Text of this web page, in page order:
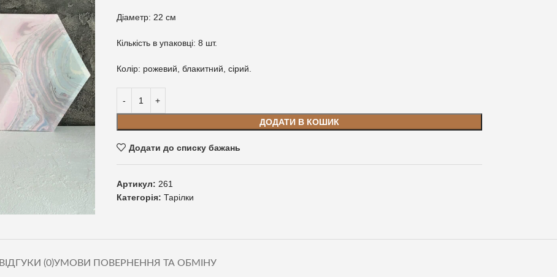
Діаметр: 22 см
Кількість в упаковці: 8 шт.
Колір: рожевий, блакитний, сірий.
ДОДАТИ В КОШИК
Додати до списку бажань
Артикул: 261
Категорія: Тарілки
ВІДГУКИ (0)УМОВИ ПОВЕРНЕННЯ ТА ОБМІНУ